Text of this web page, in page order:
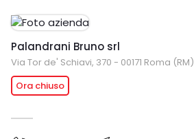
Palandrani Bruno srl
Via Tor de' Schiavi, 370 - 00171 Roma (RM)
Ora chiuso